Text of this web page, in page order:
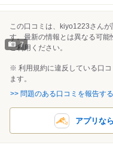
7
この口コミは、kiyo1223さん
す。最新の情報とは異なる可
ご利用ください。
※ 利用規約に違反している口
ます。
>> 問題のある口コミを報告する
アプリな